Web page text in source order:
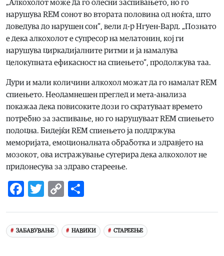
„Алкохолот може да го олесни заспивањето, но го
нарушува REM сонот во втората половина од ноќта, што
доведува до нарушен сон“, вели д-р Нгуен-Вард. „Познато
е дека алкохолот е супресор на мелатонин, кој ги
нарушува циркадијалните ритми и ја намалува
целокупната ефикасност на спиењето“, продолжува таа.
Дури и мали количини алкохол можат да го намалат REM
спиењето. Неодамнешен преглед и мета-анализа
покажаа дека повисоките дози го скратуваат времето
потребно за заспивање, но го нарушуваат REM спиењето
подоцна. Бидејќи REM спиењето ја поддржува
меморијата, емоционалната обработка и здравјето на
мозокот, ова истражување сугерира дека алкохолот не
придонесува за здраво стареење.
Facebook
Twitter
Copy
ЗАБАВУВАЊЕ НАВИКИ СТАРЕЕЊЕ